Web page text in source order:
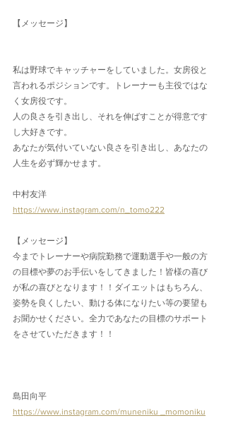
【メッセージ】
私は野球でキャッチャーをしていました。女房役と
言われるポジションです。トレーナーも主役ではな
く女房役です。
人の良さを引き出し、それを伸ばすことが得意です
し大好きです。
あなたが気付いていない良さを引き出し、あなたの
人生を必ず輝かせます。
中村友洋
https://www.instagram.com/n_tomo222
【メッセージ】
今までトレーナーや病院勤務で運動選手や一般の方
の目標や夢のお手伝いをしてきました！皆様の喜び
が私の喜びとなります！！ダイエットはもちろん、
姿勢を良くしたい、動ける体になりたい等の要望も
お聞かせください。全力であなたの目標のサポート
をさせていただきます！！
島田向平
https://www.instagram.com/muneniku _momoniku